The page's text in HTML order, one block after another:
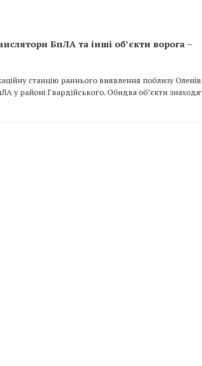
БпЛА та інші об’єкти ворога –
станцію раннього виявлення поблизу
у районі Гвардійського. Обидва об’єкти